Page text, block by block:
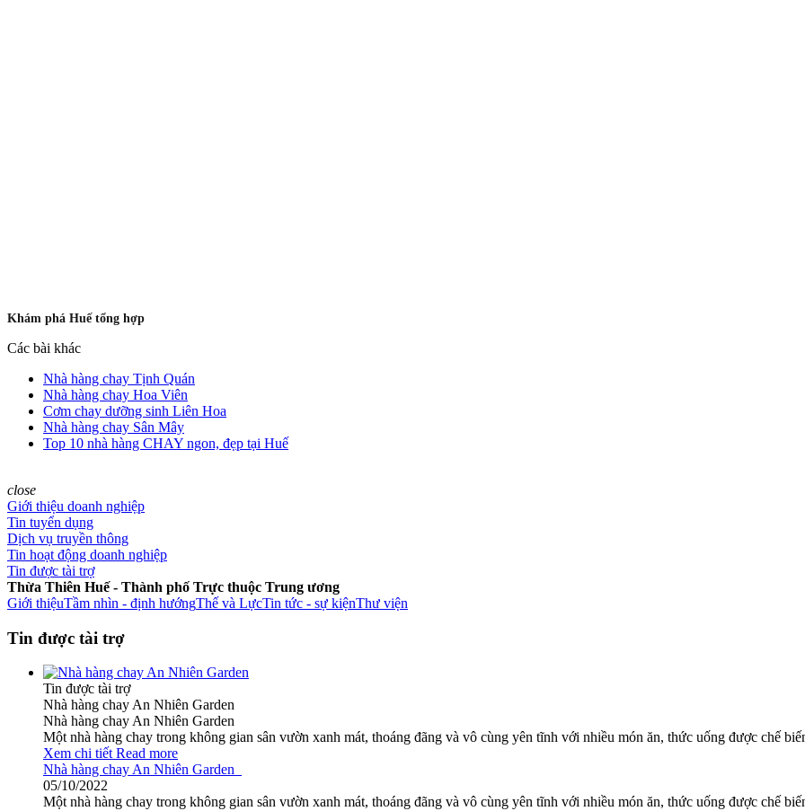
Khám phá Huế tổng hợp
Các bài khác
Nhà hàng chay Tịnh Quán
Nhà hàng chay Hoa Viên
Cơm chay dưỡng sinh Liên Hoa
Nhà hàng chay Sân Mây
Top 10 nhà hàng CHAY ngon, đẹp tại Huế
close
Giới thiệu doanh nghiệp
Tin tuyển dụng
Dịch vụ truyền thông
Tin hoạt động doanh nghiệp
Tin được tài trợ
Thừa Thiên Huế - Thành phố Trực thuộc Trung ương
Giới thiệuTầm nhìn - định hướngThế và LựcTin tức - sự kiệnThư viện
Tin được tài trợ
Tin được tài trợ
Nhà hàng chay An Nhiên Garden
Nhà hàng chay An Nhiên Garden
Một nhà hàng chay trong không gian sân vườn xanh mát, thoáng đãng và vô cùng yên tĩnh với nhiều món ăn, thức uống được chế
Xem chi tiết Read more
Nhà hàng chay An Nhiên Garden
05/10/2022
Một nhà hàng chay trong không gian sân vườn xanh mát, thoáng đãng và vô cùng yên tĩnh với nhiều món ăn, thức uống được chế